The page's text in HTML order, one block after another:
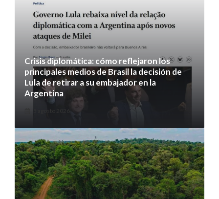
Crisis diplomática: cómo reflejaron los
principales medios de Brasil la decisión de
Lula de retirar a su embajador en la
Argentina
5 agosto 2026